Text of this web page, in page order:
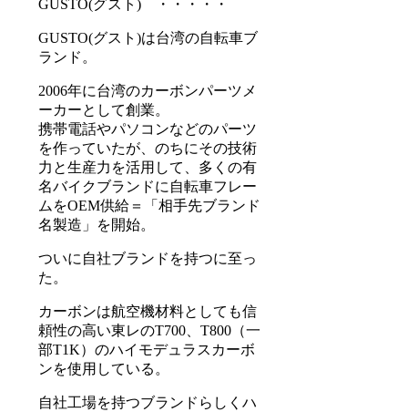
GUSTO(グスト) ・・・・・
GUSTO(グスト)は台湾の自転車ブ
ランド。
2006年に台湾のカーボンパーツメ
ーカーとして創業。
携帯電話やパソコンなどのパーツ
を作っていたが、のちにその技術
力と生産力を活用して、多くの有
名バイクブランドに自転車フレー
ムをOEM供給＝「相手先ブランド
名製造」を開始。
ついに自社ブランドを持つに至っ
た。
カーボンは航空機材料としても信
頼性の高い東レのT700、T800（一
部T1K）のハイモデュラスカーボ
ンを使用している。
自社工場を持つブランドらしくハ